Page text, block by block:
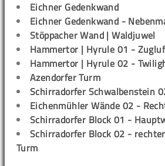
Eichner Gedenkwand
Eichner Gedenkwand -
Stöppacher Wand | Waldjuwel
Hammertor | Hyrule 01 -
Hammertor | Hyrule 02 -
Azendorfer Turm
Schirradorfer Schwalbenstein
Eichenmühler Wände 02 -
Schirradorfer Block 01 -
Schirradorfer Block 02 -
Turm